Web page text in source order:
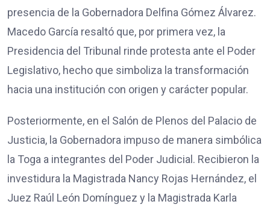
presencia de la Gobernadora Delfina Gómez Álvarez.
Macedo García resaltó que, por primera vez, la
Presidencia del Tribunal rinde protesta ante el Poder
Legislativo, hecho que simboliza la transformación
hacia una institución con origen y carácter popular.
Posteriormente, en el Salón de Plenos del Palacio de
Justicia, la Gobernadora impuso de manera simbólica
la Toga a integrantes del Poder Judicial. Recibieron la
investidura la Magistrada Nancy Rojas Hernández, el
Juez Raúl León Domínguez y la Magistrada Karla